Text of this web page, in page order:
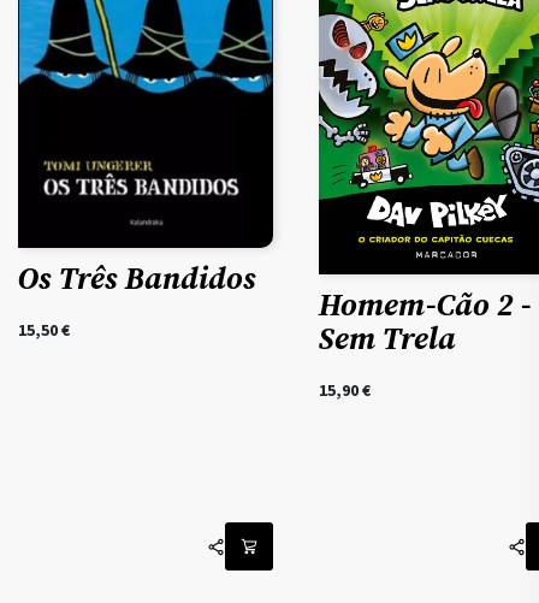
Os Três Bandidos
15,50€
Homem-Cão 2 -
Sem Trela
15,90€